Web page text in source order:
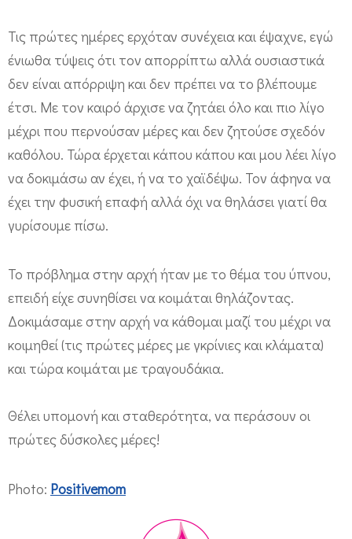
Τις πρώτες ημέρες ερχόταν συνέχεια και έψαχνε, εγώ
ένιωθα τύψεις ότι τον απορρίπτω αλλά ουσιαστικά
δεν είναι απόρριψη και δεν πρέπει να το βλέπουμε
έτσι. Με τον καιρό άρχισε να ζητάει όλο και πιο λίγο
μέχρι που περνούσαν μέρες και δεν ζητούσε σχεδόν
καθόλου. Τώρα έρχεται κάπου κάπου και μου λέει λίγο
να δοκιμάσω αν έχει, ή να το χαϊδέψω. Τον άφηνα να
έχει την φυσική επαφή αλλά όχι να θηλάσει γιατί θα
γυρίσουμε πίσω.
Το πρόβλημα στην αρχή ήταν με το θέμα του ύπνου,
επειδή είχε συνηθίσει να κοιμάται θηλάζοντας.
Δοκιμάσαμε στην αρχή να κάθομαι μαζί του μέχρι να
κοιμηθεί (τις πρώτες μέρες με γκρίνιες και κλάματα)
και τώρα κοιμάται με τραγουδάκια.
Θέλει υπομονή και σταθερότητα, να περάσουν οι
πρώτες δύσκολες μέρες!
Photo: Positivemom